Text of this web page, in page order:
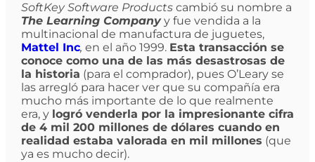
SoftKey Software Productscambió su nombre a
The Learning Companyy fue vendida a la
multinacional de manufactura de juguetes,
Mattel Inc, en el año 1999. Esta transacción se
conoce como una de las más desastrosas de
la historia (para el comprador), pues O’Leary se
las arregló para hacer ver que su compañía era
mucho más importante de lo que realmente
era, y logró venderla por la impresionante cifra
de 4 mil 200 millones de dólares cuando en
realidad estaba valorada en mil millones (que
ya es mucho decir).